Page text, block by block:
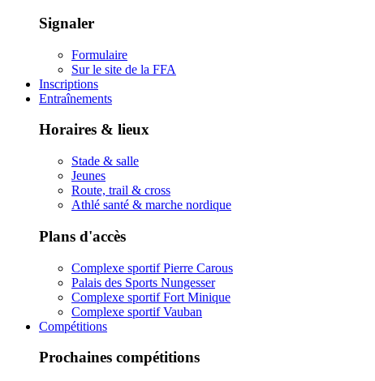
Signaler
Formulaire
Sur le site de la FFA
Inscriptions
Entraînements
Horaires & lieux
Stade & salle
Jeunes
Route, trail & cross
Athlé santé & marche nordique
Plans d'accès
Complexe sportif Pierre Carous
Palais des Sports Nungesser
Complexe sportif Fort Minique
Complexe sportif Vauban
Compétitions
Prochaines compétitions